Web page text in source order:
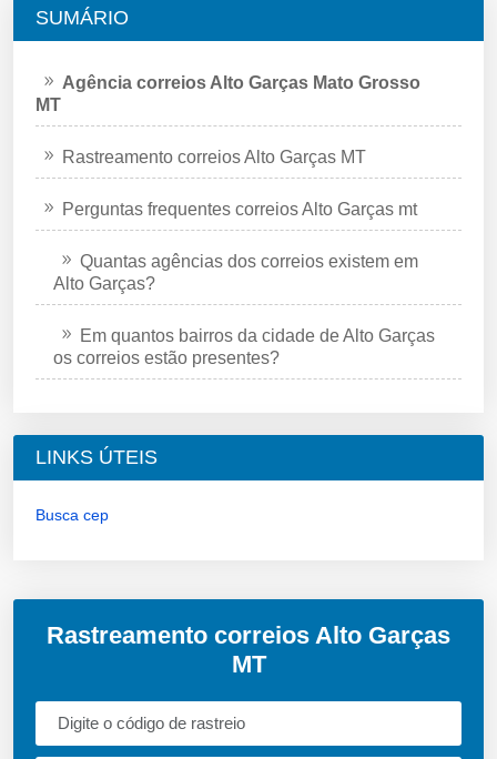
SUMÁRIO
Agência correios Alto Garças Mato Grosso
MT
Rastreamento correios Alto Garças MT
Perguntas frequentes correios Alto Garças mt
Quantas agências dos correios existem em
Alto Garças?
Em quantos bairros da cidade de Alto Garças
os correios estão presentes?
LINKS ÚTEIS
Busca cep
Rastreamento correios Alto Garças
MT